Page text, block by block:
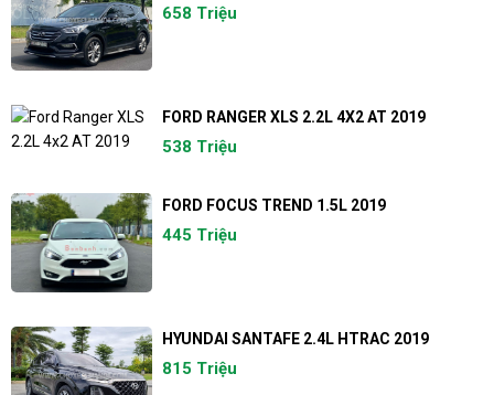
658 Triệu
FORD RANGER XLS 2.2L 4X2 AT 2019
538 Triệu
FORD FOCUS TREND 1.5L 2019
445 Triệu
HYUNDAI SANTAFE 2.4L HTRAC 2019
815 Triệu